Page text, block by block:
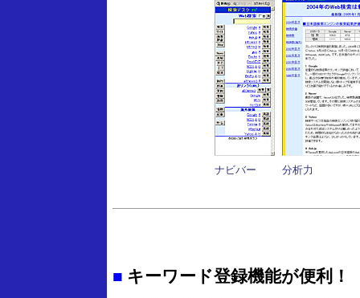
ナビバー 分析力
■ キーワード登録機能が便利！